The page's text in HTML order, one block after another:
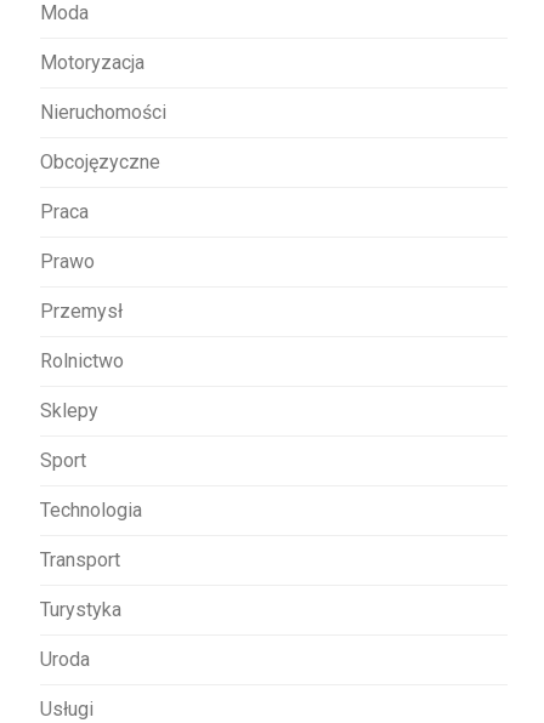
Moda
Motoryzacja
Nieruchomości
Obcojęzyczne
Praca
Prawo
Przemysł
Rolnictwo
Sklepy
Sport
Technologia
Transport
Turystyka
Uroda
Usługi